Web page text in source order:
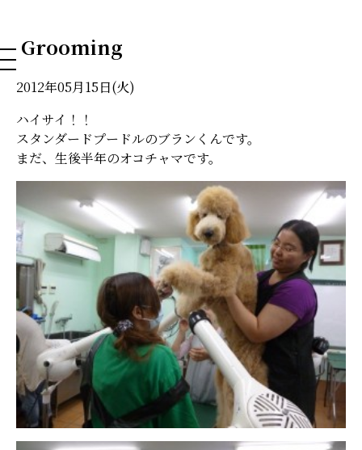
Grooming
2012年05月15日(火)
ハイサイ！！
スタンダードプードルのブランくんです。
まだ、生後半年のオコチャマです。